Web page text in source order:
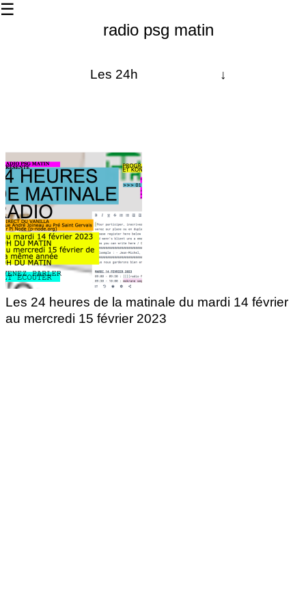
radio psg matin
☰
↓
Les 24h
La matinale
radio chanterelle
Contact
Les 24 heures de la matinale du mardi 14 février
au mercredi 15 février 2023